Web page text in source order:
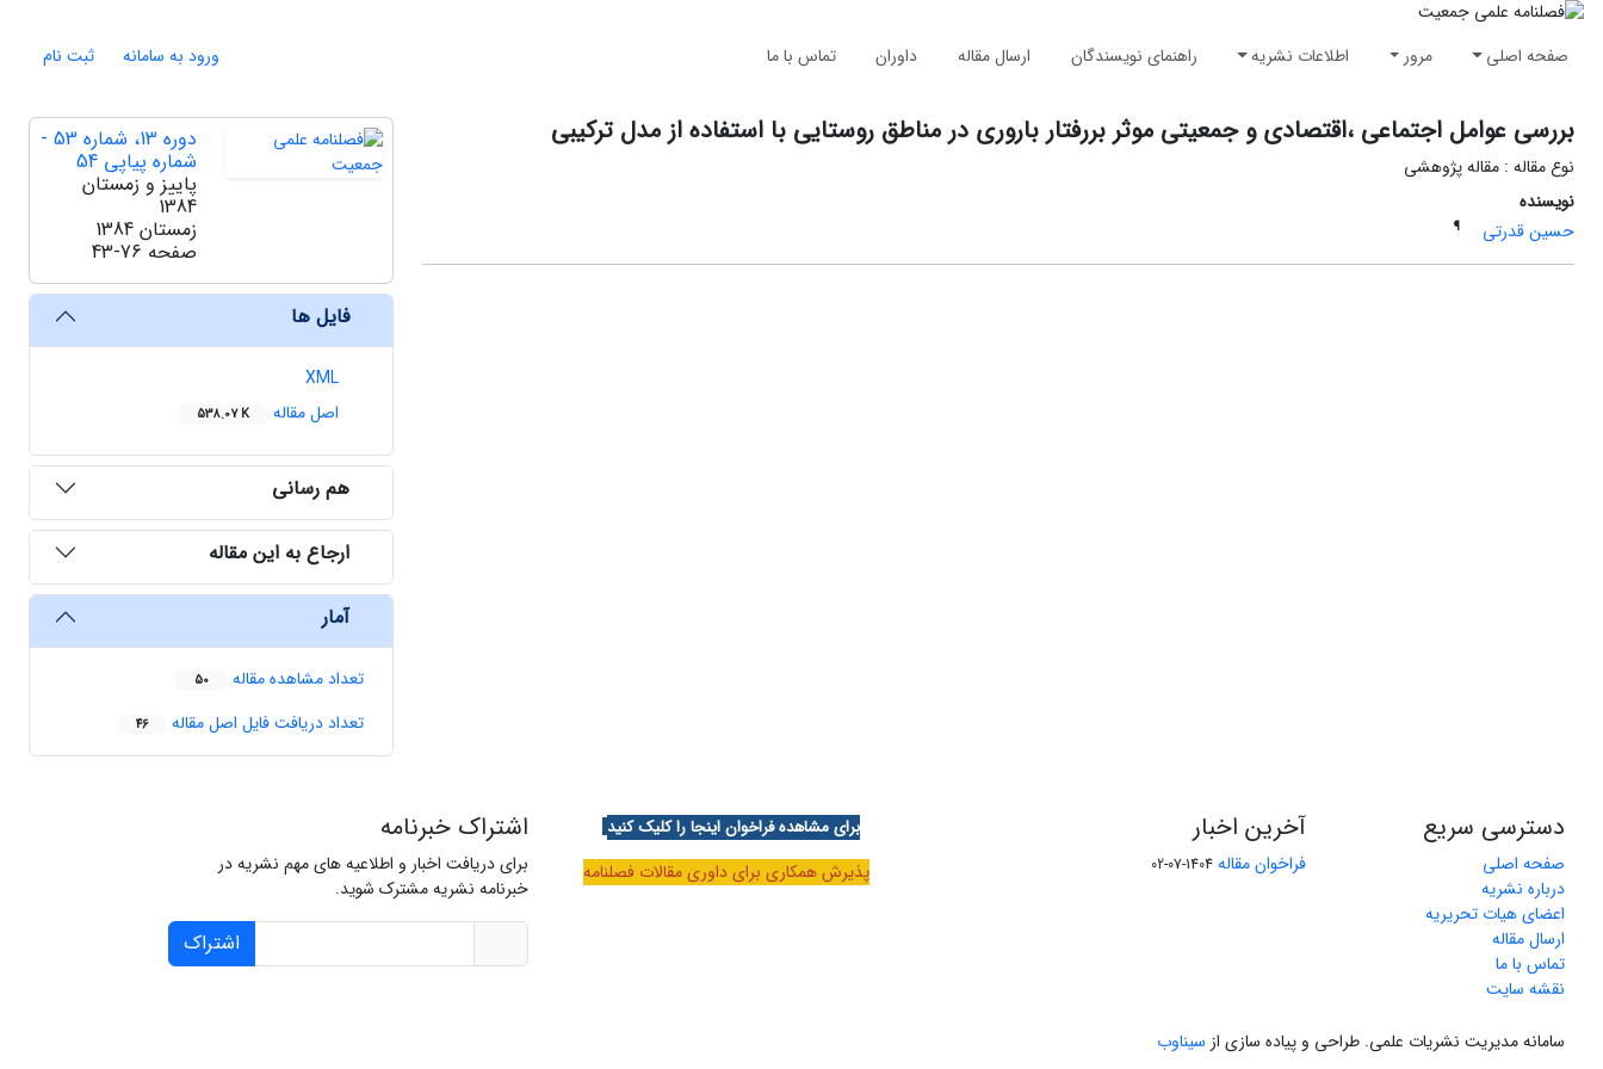
صفحه اصلی مرور اطلاعات نشریه راهنمای نویسندگان ارسال مقاله داوران تماس با ما ورود به سامانه ثبت نام
بررسی عوامل اجتماعی ،اقتصادی و جمعیتی موثر بررفتار باروری در مناطق روستایی با استفاده از مدل ترکیبی
نوع مقاله : مقاله پژوهشی
نویسنده
حسین قدرتی
¶
دوره 13، شماره 53 -
شماره پیاپی 54
پاییز و زمستان
1384
زمستان 1384
صفحه 43-76
فایل ها
XML
اصل مقاله
538.07 K
هم رسانی
ارجاع به این مقاله
آمار
تعداد مشاهده مقاله 50
تعداد دریافت فایل اصل مقاله 46
دسترسی سریع
صفحه اصلی
درباره نشریه
اعضای هیات تحریریه
ارسال مقاله
تماس با ما
نقشه سایت
آخرین اخبار
فراخوان مقاله 1404-07-02
برای مشاهده فراخوان اینجا را کلیک کنید
پذیرش همکاری برای داوری مقالات فصلنامه
اشتراک خبرنامه
برای دریافت اخبار و اطلاعیه های مهم نشریه در
خبرنامه نشریه مشترک شوید.
اشتراک
سامانه مدیریت نشریات علمی. طراحی و پیاده سازی از سیناوب